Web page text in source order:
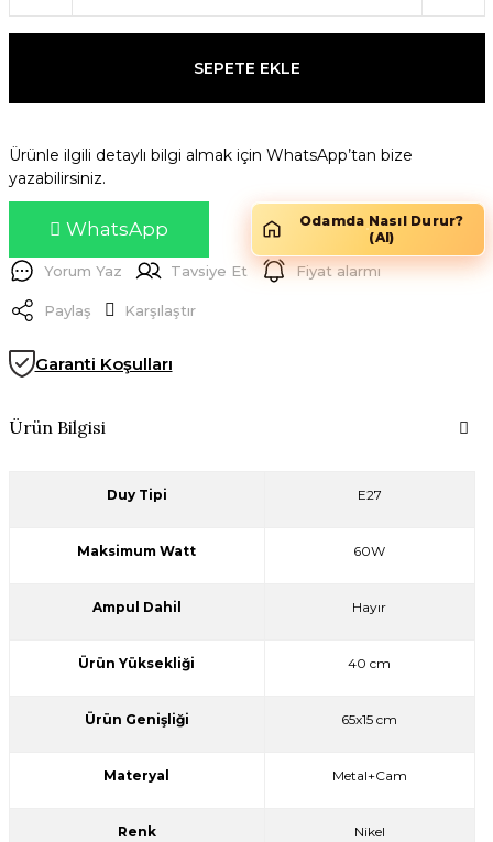
SEPETE EKLE
Ürünle ilgili detaylı bilgi almak için WhatsApp’tan bize
yazabilirsiniz.
WhatsApp
Odamda Nasıl Durur?
(AI)
Yorum Yaz Tavsiye Et Fiyat alarmı
Paylaş Karşılaştır
Garanti Koşulları
Ürün Bilgisi
Duy Tipi E27
Maksimum Watt 60W
Ampul Dahil Hayır
Ürün Yüksekliği 40 cm
Ürün Genişliği 65x15 cm
Materyal Metal+Cam
Renk Nikel